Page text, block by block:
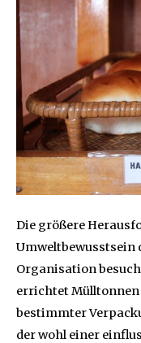
Die größere
Umweltbewusstsein
Organisation
errichtet Mülltonnen
bestimmter
der wohl einer